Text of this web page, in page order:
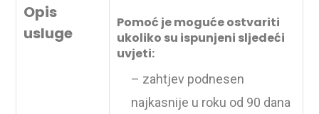
Opis
usluge
Pomoć je moguće ostvariti
ukoliko su ispunjeni sljedeći
uvjeti:
– zahtjev podnesen
najkasnije u roku od 90 dana